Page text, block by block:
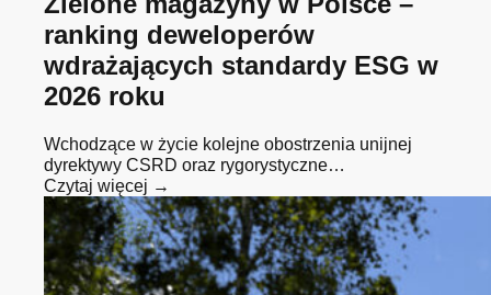
ranking deweloperów
wdrażających standardy ESG w
2026 roku
Wchodzące w życie kolejne obostrzenia unijnej
dyrektywy CSRD oraz rygorystyczne…
Czytaj więcej →